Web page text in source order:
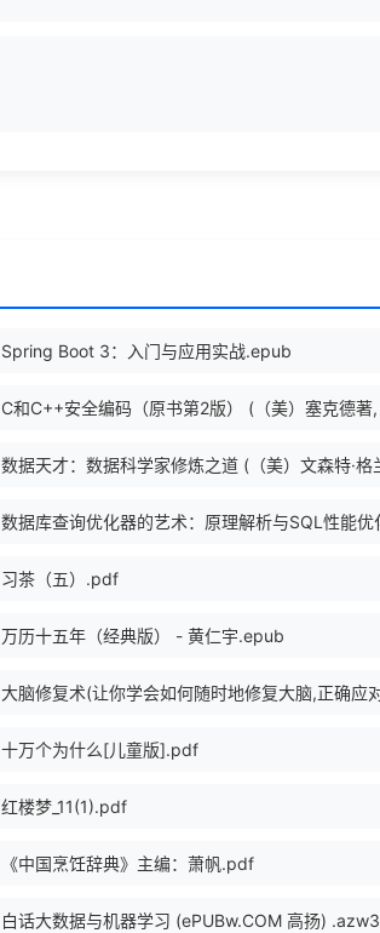
Spring Boot 3：入门与应用实战.epub
习茶（五）.pdf
万历十五年（经典版） - 黄仁宇.epub
十万个为什么[儿童版].pdf
红楼梦_11(1).pdf
《中国烹饪辞典》主编：萧帆.pdf
白话大数据与机器学习 (ePUBw.COM 高扬) .azw3